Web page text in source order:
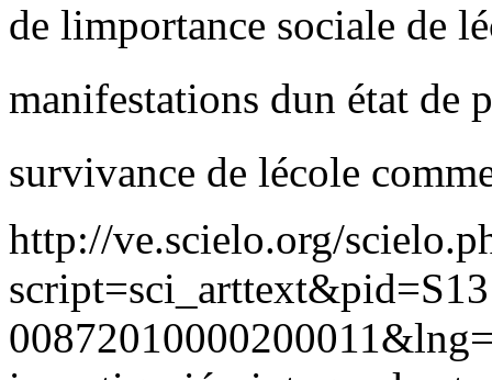
de limportance sociale de
manifestations dun état
survivance de lécole
http://ve.scielo.org/